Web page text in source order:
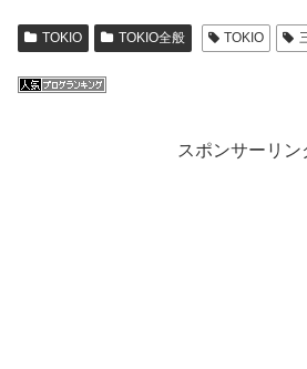
TOKIO TOKIO全般 TOKIO
スポンサーリン